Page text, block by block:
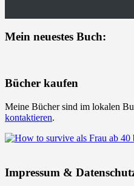
Mein neuestes Buch:
Bücher kaufen
Meine Bücher sind im lokalen
kontaktieren.
Impressum &